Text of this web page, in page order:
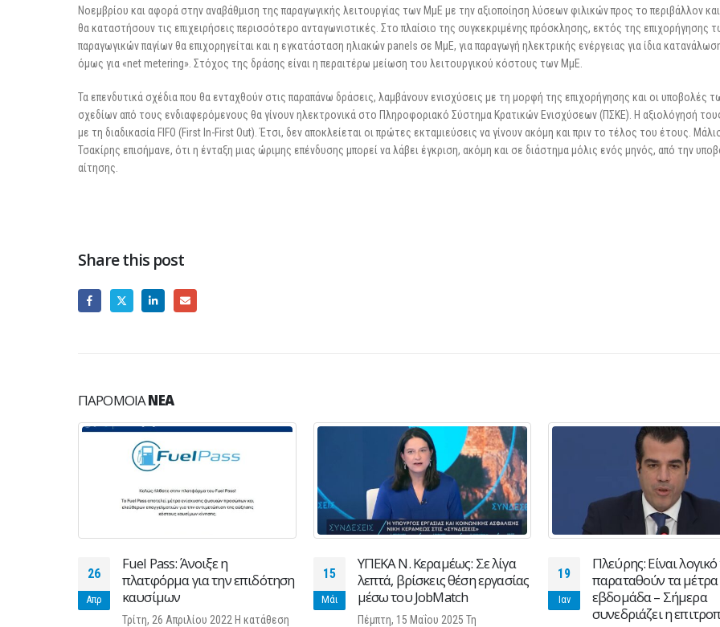
Νοεμβρίου και αφορά στην αναβάθμιση της παραγωγικής λειτουργίας των ΜμΕ με την αξιοποίηση λύσεων φιλικών προς το περιβάλλον
θα καταστήσουν τις επιχειρήσεις περισσότερο ανταγωνιστικές. Στο πλαίσιο της συγκεκριμένης πρόσκλησης, εκτός της επιχορήγησης
παραγωγικών παγίων θα επιχορηγείται και η εγκατάσταση ηλιακών panels σε ΜμΕ, για παραγωγή ηλεκτρικής ενέργειας για ίδια
όμως για «net metering». Στόχος της δράσης είναι η περαιτέρω μείωση του λειτουργικού κόστους των ΜμΕ.
Τα επενδυτικά σχέδια που θα ενταχθούν στις παραπάνω δράσεις, λαμβάνουν ενισχύσεις με τη μορφή της επιχορήγησης και οι υποβολές
σχεδίων από τους ενδιαφερόμενους θα γίνουν ηλεκτρονικά στο Πληροφοριακό Σύστημα Κρατικών Ενισχύσεων (ΠΣΚΕ). Η αξιολόγησή τους
με τη διαδικασία FIFO (First In-First Out). Έτσι, δεν αποκλείεται οι πρώτες εκταμιεύσεις να γίνουν ακόμη και πριν το τέλος του έτους.
Τσακίρης επισήμανε, ότι η ένταξη μιας ώριμης επένδυσης μπορεί να λάβει έγκριση, ακόμη και σε διάστημα μόλις ενός μηνός, από την
αίτησης.
Share this post
ΠΑΡΌΜΟΙΑΝΈΑ
26
Απρ
Fuel Pass: Άνοιξε η
πλατφόρμα για την επιδότηση
καυσίμων
Τρίτη, 26 Απριλίου 2022 Η κατάθεση
15
Μάι
ΥΠΕΚΑ Ν. Κεραμέως: Σε λίγα
λεπτά, βρίσκεις θέση εργασίας
μέσω του JobMatch
Πέμπτη, 15 Μαΐου 2025 Τη
19
Ιαν
Πλεύρης: Είναι
παραταθούν τα μέτρα
εβδομάδα – Σήμερα
συνεδριάζει η